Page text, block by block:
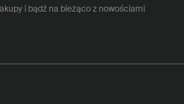
i bądź na bieżąco z nowościami